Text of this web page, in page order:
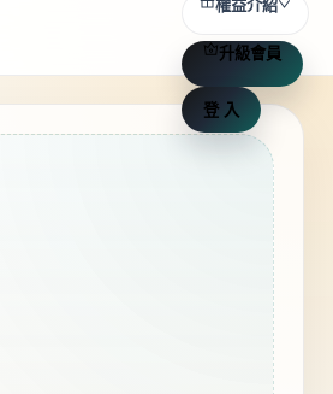
權益介紹
升級會員
登 入